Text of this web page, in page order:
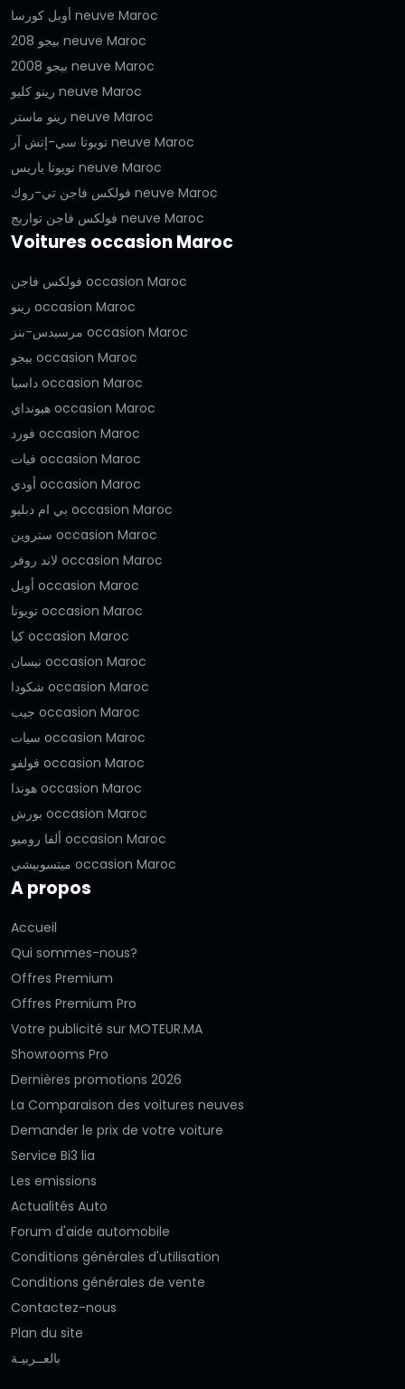
أوبل كورسا neuve Maroc
بيجو 208 neuve Maroc
بيجو 2008 neuve Maroc
رينو كليو neuve Maroc
رينو ماستر neuve Maroc
تويوتا سي-إتش آر neuve Maroc
تويوتا ياريس neuve Maroc
فولكس فاجن تي-روك neuve Maroc
فولكس فاجن تواريج neuve Maroc
Voitures occasion Maroc
فولكس فاجن occasion Maroc
رينو occasion Maroc
مرسيدس-بنز occasion Maroc
بيجو occasion Maroc
داسيا occasion Maroc
هيونداي occasion Maroc
فورد occasion Maroc
فيات occasion Maroc
أودي occasion Maroc
بي ام دبليو occasion Maroc
ستروين occasion Maroc
لاند روفر occasion Maroc
أوبل occasion Maroc
تويوتا occasion Maroc
كيا occasion Maroc
نيسان occasion Maroc
شكودا occasion Maroc
جيب occasion Maroc
سيات occasion Maroc
فولفو occasion Maroc
هوندا occasion Maroc
بورش occasion Maroc
ألفا روميو occasion Maroc
ميتسوبيشي occasion Maroc
A propos
Accueil
Qui sommes-nous?
Offres Premium
Offres Premium Pro
Votre publicité sur MOTEUR.MA
Showrooms Pro
Dernières promotions 2026
La Comparaison des voitures neuves
Demander le prix de votre voiture
Service Bi3 lia
Les emissions
Actualités Auto
Forum d'aide automobile
Conditions générales d'utilisation
Conditions générales de vente
Contactez-nous
Plan du site
بالعــربيـة